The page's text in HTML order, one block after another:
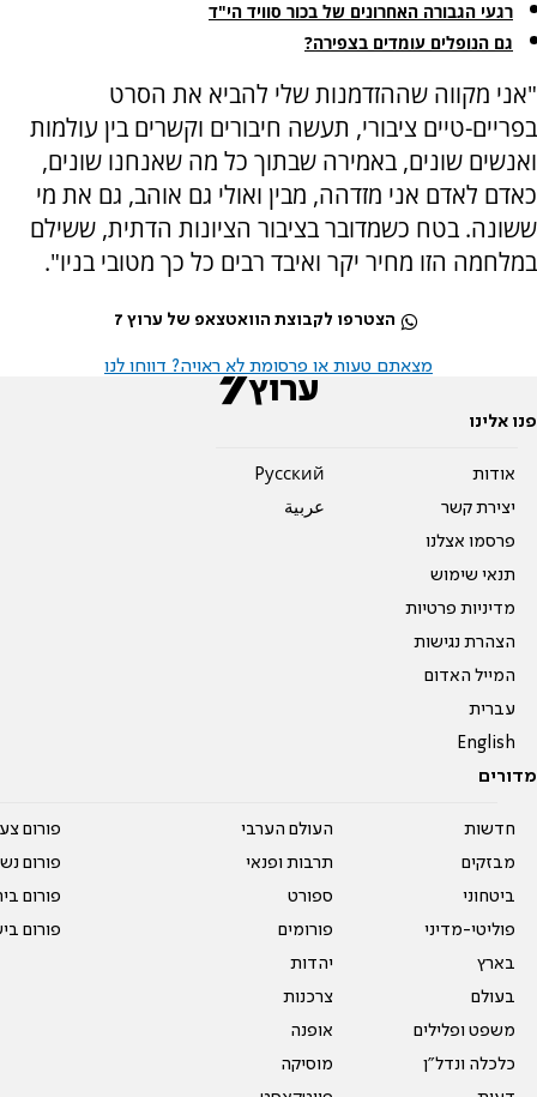
רגעי הגבורה האחרונים של בכור סוויד הי"ד
גם הנופלים עומדים בצפירה?
"אני מקווה שההזדמנות שלי להביא את הסרט
בפריים-טיים ציבורי, תעשה חיבורים וקשרים בין עולמות
ואנשים שונים, באמירה שבתוך כל מה שאנחנו שונים,
כאדם לאדם אני מזדהה, מבין ואולי גם אוהב, גם את מי
ששונה. בטח כשמדובר בציבור הציונות הדתית, ששילם
במלחמה הזו מחיר יקר ואיבד רבים כל כך מטובי בניו".
הצטרפו לקבוצת הוואטצאפ של ערוץ 7
מצאתם טעות או פרסומת לא ראויה? דווחו לנו
פנו אלינו
אודות
יצירת קשר
פרסמו אצלנו
תנאי שימוש
מדיניות פרטיות
הצהרת נגישות
המייל האדום
עברית
English
Pусский
عربية
מדורים
חדשות
מבזקים
ביטחוני
פוליטי-מדיני
בארץ
בעולם
משפט ופלילים
כלכלה ונדל"ן
העולם הערבי
תרבות ופנאי
ספורט
פורומים
יהדות
צרכנות
אופנה
מוסיקה
פורום
פורום
פורום
פורום